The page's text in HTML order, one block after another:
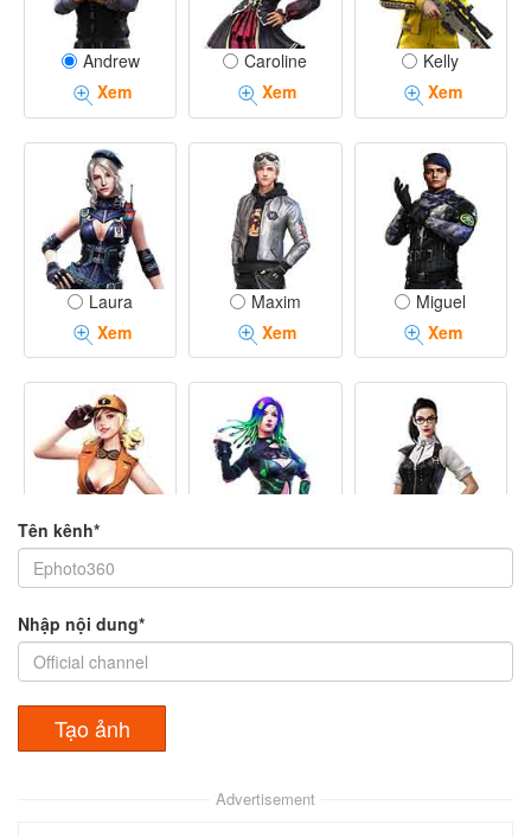
Andrew
Xem
Caroline
Xem
Kelly
Xem
Laura
Xem
Maxim
Xem
Miguel
Xem
Misha
Xem
Notora
Tên kênh*
Nhập nội dung*
Advertisement